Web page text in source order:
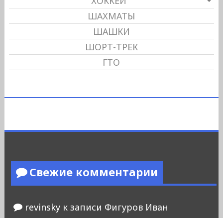
ШАХМАТЫ
ШАШКИ
ШОРТ-ТРЕК
ГТО
Свежие комментарии
revinskyк записи Фигуров Иван